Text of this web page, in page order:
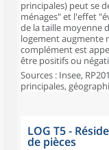
principales) peut se
ménages" et l'effet
de la taille moyenne
logement augmente
complément est
être positifs ou
Sources : Insee,
principales,
LOG T5 -
de pièces